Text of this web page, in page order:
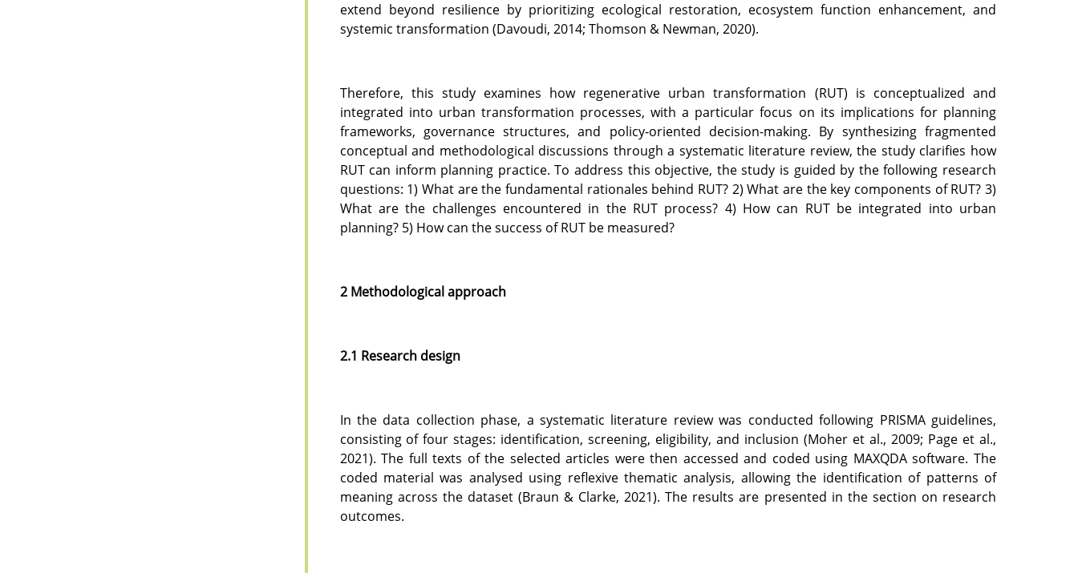
extend beyond resilience by prioritizing ecological restoration, ecosystem function enhancement, and
systemic transformation (Davoudi, 2014; Thomson & Newman, 2020).
Therefore, this study examines how regenerative urban transformation (RUT) is conceptualized and
integrated into urban transformation processes, with a particular focus on its implications for planning
frameworks, governance structures, and policy-oriented decision-making. By synthesizing fragmented
conceptual and methodological discussions through a systematic literature review, the study clarifies how
RUT can inform planning practice. To address this objective, the study is guided by the following research
questions: 1) What are the fundamental rationales behind RUT? 2) What are the key components of RUT? 3)
What are the challenges encountered in the RUT process? 4) How can RUT be integrated into urban
planning? 5) How can the success of RUT be measured?
2 Methodological approach
2.1 Research design
In the data collection phase, a systematic literature review was conducted following PRISMA guidelines,
consisting of four stages: identification, screening, eligibility, and inclusion (Moher et al., 2009; Page et al.,
2021). The full texts of the selected articles were then accessed and coded using MAXQDA software. The
coded material was analysed using reflexive thematic analysis, allowing the identification of patterns of
meaning across the dataset (Braun & Clarke, 2021). The results are presented in the section on research
outcomes.